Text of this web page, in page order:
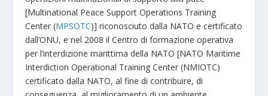
[Multinational Peace Support Operations Training
Center (MPSOTC)] riconosciuto dalla NATO e certificato
dall’ONU, e nel 2008 il Centro di formazione operativa
per l’interdizione marittima della NATO [NATO Maritime
Interdiction Operational Training Center (NMIOTC)
certificato dalla NATO, al fine di contribuire, di